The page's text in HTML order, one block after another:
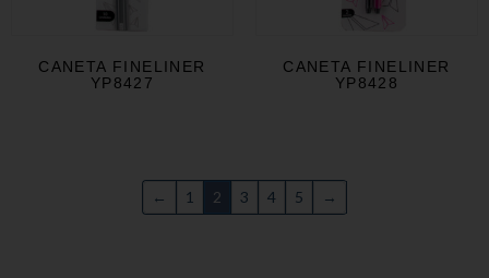
CANETA FINELINER
YP8427
CANETA FINELINER
YP8428
← 1 2 3 4 5 →